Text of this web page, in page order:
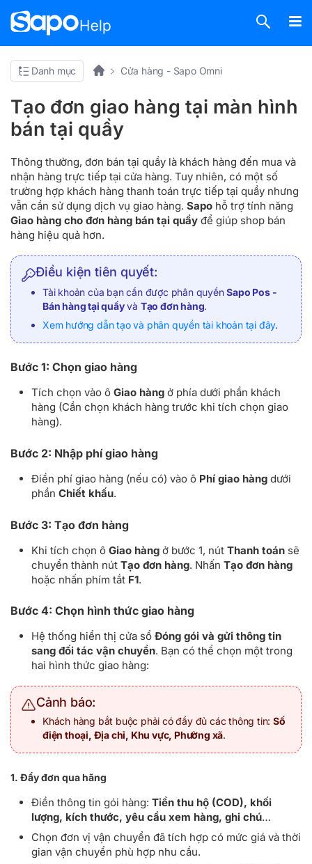
Danh mục Cửa hàng - Sapo Omni
Tạo đơn giao hàng tại màn hình
bán tại quầy
Thông thường, đơn bán tại quầy là khách hàng đến mua và
nhận hàng trực tiếp tại cửa hàng. Tuy nhiên, có một số
trường hợp khách hàng thanh toán trực tiếp tại quầy nhưng
vẫn cần sử dụng dịch vụ giao hàng. Sapo hỗ trợ tính năng
Giao hàng cho đơn hàng bán tại quầy để giúp shop bán
hàng hiệu quả hơn.
Điều kiện tiên quyết:
Tài khoản của bạn cần được phân quyềnSapo Pos -
Bán hàng tại quầyvà Tạo đơn hàng.
Xem hướng dẫn tạo và phân quyền tài khoản tại đây.
Bước 1: Chọn giao hàng
Tích chọn vào ô Giao hàng ở phía dưới phần khách
hàng (Cần chọn khách hàng trước khi tích chọn giao
hàng).
Bước 2: Nhập phí giao hàng
Điền phí giao hàng (nếu có) vào ô Phí giao hàng dưới
phần Chiết khấu.
Bước 3: Tạo đơn hàng
Khi tích chọn ô Giao hàng ở bước 1, nút Thanh toán sẽ
chuyển thành nút Tạo đơn hàng. Nhấn Tạo đơn hàng
hoặc nhấn phím tắt F1.
Bước 4: Chọn hình thức giao hàng
Hệ thống hiển thị cửa sổ Đóng gói và gửi thông tin
sang đối tác vận chuyển. Bạn có thể chọn một trong
hai hình thức giao hàng:
Cảnh báo:
Khách hàng bắt buộc phải có đầy đủ các thông tin:Số
điện thoại, Địa chỉ, Khu vực, Phường xã.
1. Đẩy đơn qua hãng
Điền thông tin gói hàng: Tiền thu hộ (COD), khối
lượng, kích thước, yêu cầu xem hàng, ghi chú…
Chọn đơn vị vận chuyển đã tích hợp có mức giá và thời
gian vận chuyển phù hợp nhu cầu.